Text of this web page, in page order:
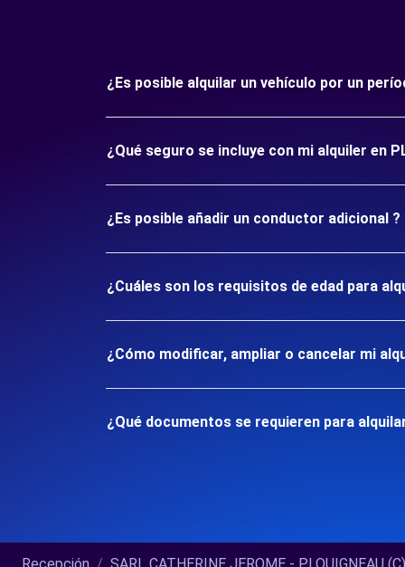
¿Es posible alquilar un vehículo por un
¿Qué seguro se incluye con mi alquiler en
¿Es posible añadir un conductor adicional ?
¿Cuáles son los requisitos de edad para
¿Cómo modificar, ampliar o cancelar mi
¿Qué documentos se requieren para